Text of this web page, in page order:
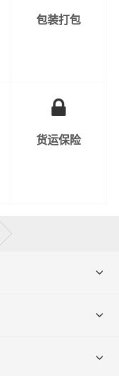
包装打包
货运保险